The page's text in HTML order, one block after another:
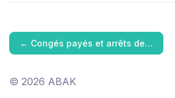
← Congés payés et arrêts de…
© 2026 ABAK